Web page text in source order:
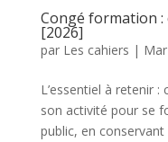
Congé formation
[2026]
par Les cahiers |
L’essentiel à retenir
son activité pour se
public, en